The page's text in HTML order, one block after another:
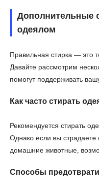
Дополнительные
одеялом
Правильная стирка — это
Давайте рассмотрим
помогут поддерживать
Как часто стирать
Рекомендуется стирать
Однако если вы страдаете
домашние животные,
Способы